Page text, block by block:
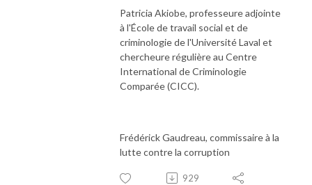
Patricia Akiobe, professeure adjointe
à l'École de travail social et de
criminologie de l'Université Laval et
chercheure régulière au Centre
International de Criminologie
Comparée (CICC).
Frédérick Gaudreau, commissaire à la
lutte contre la corruption
929